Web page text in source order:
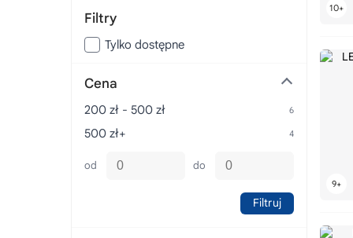
Filtry
Tylko dostępne
Cena
200 zł - 500 zł
500 zł+
od do
Filtruj